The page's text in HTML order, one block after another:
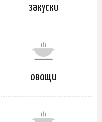
закуски
овощи